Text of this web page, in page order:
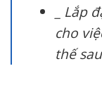
_
cho
thế